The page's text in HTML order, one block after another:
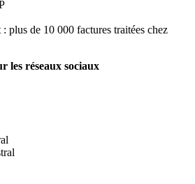
plus de 10 000 factures traitées chez
les réseaux sociaux